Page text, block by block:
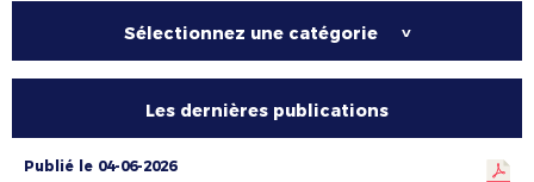
Sélectionnez une catégorie >
Les dernières publications
Publié le 04-06-2026